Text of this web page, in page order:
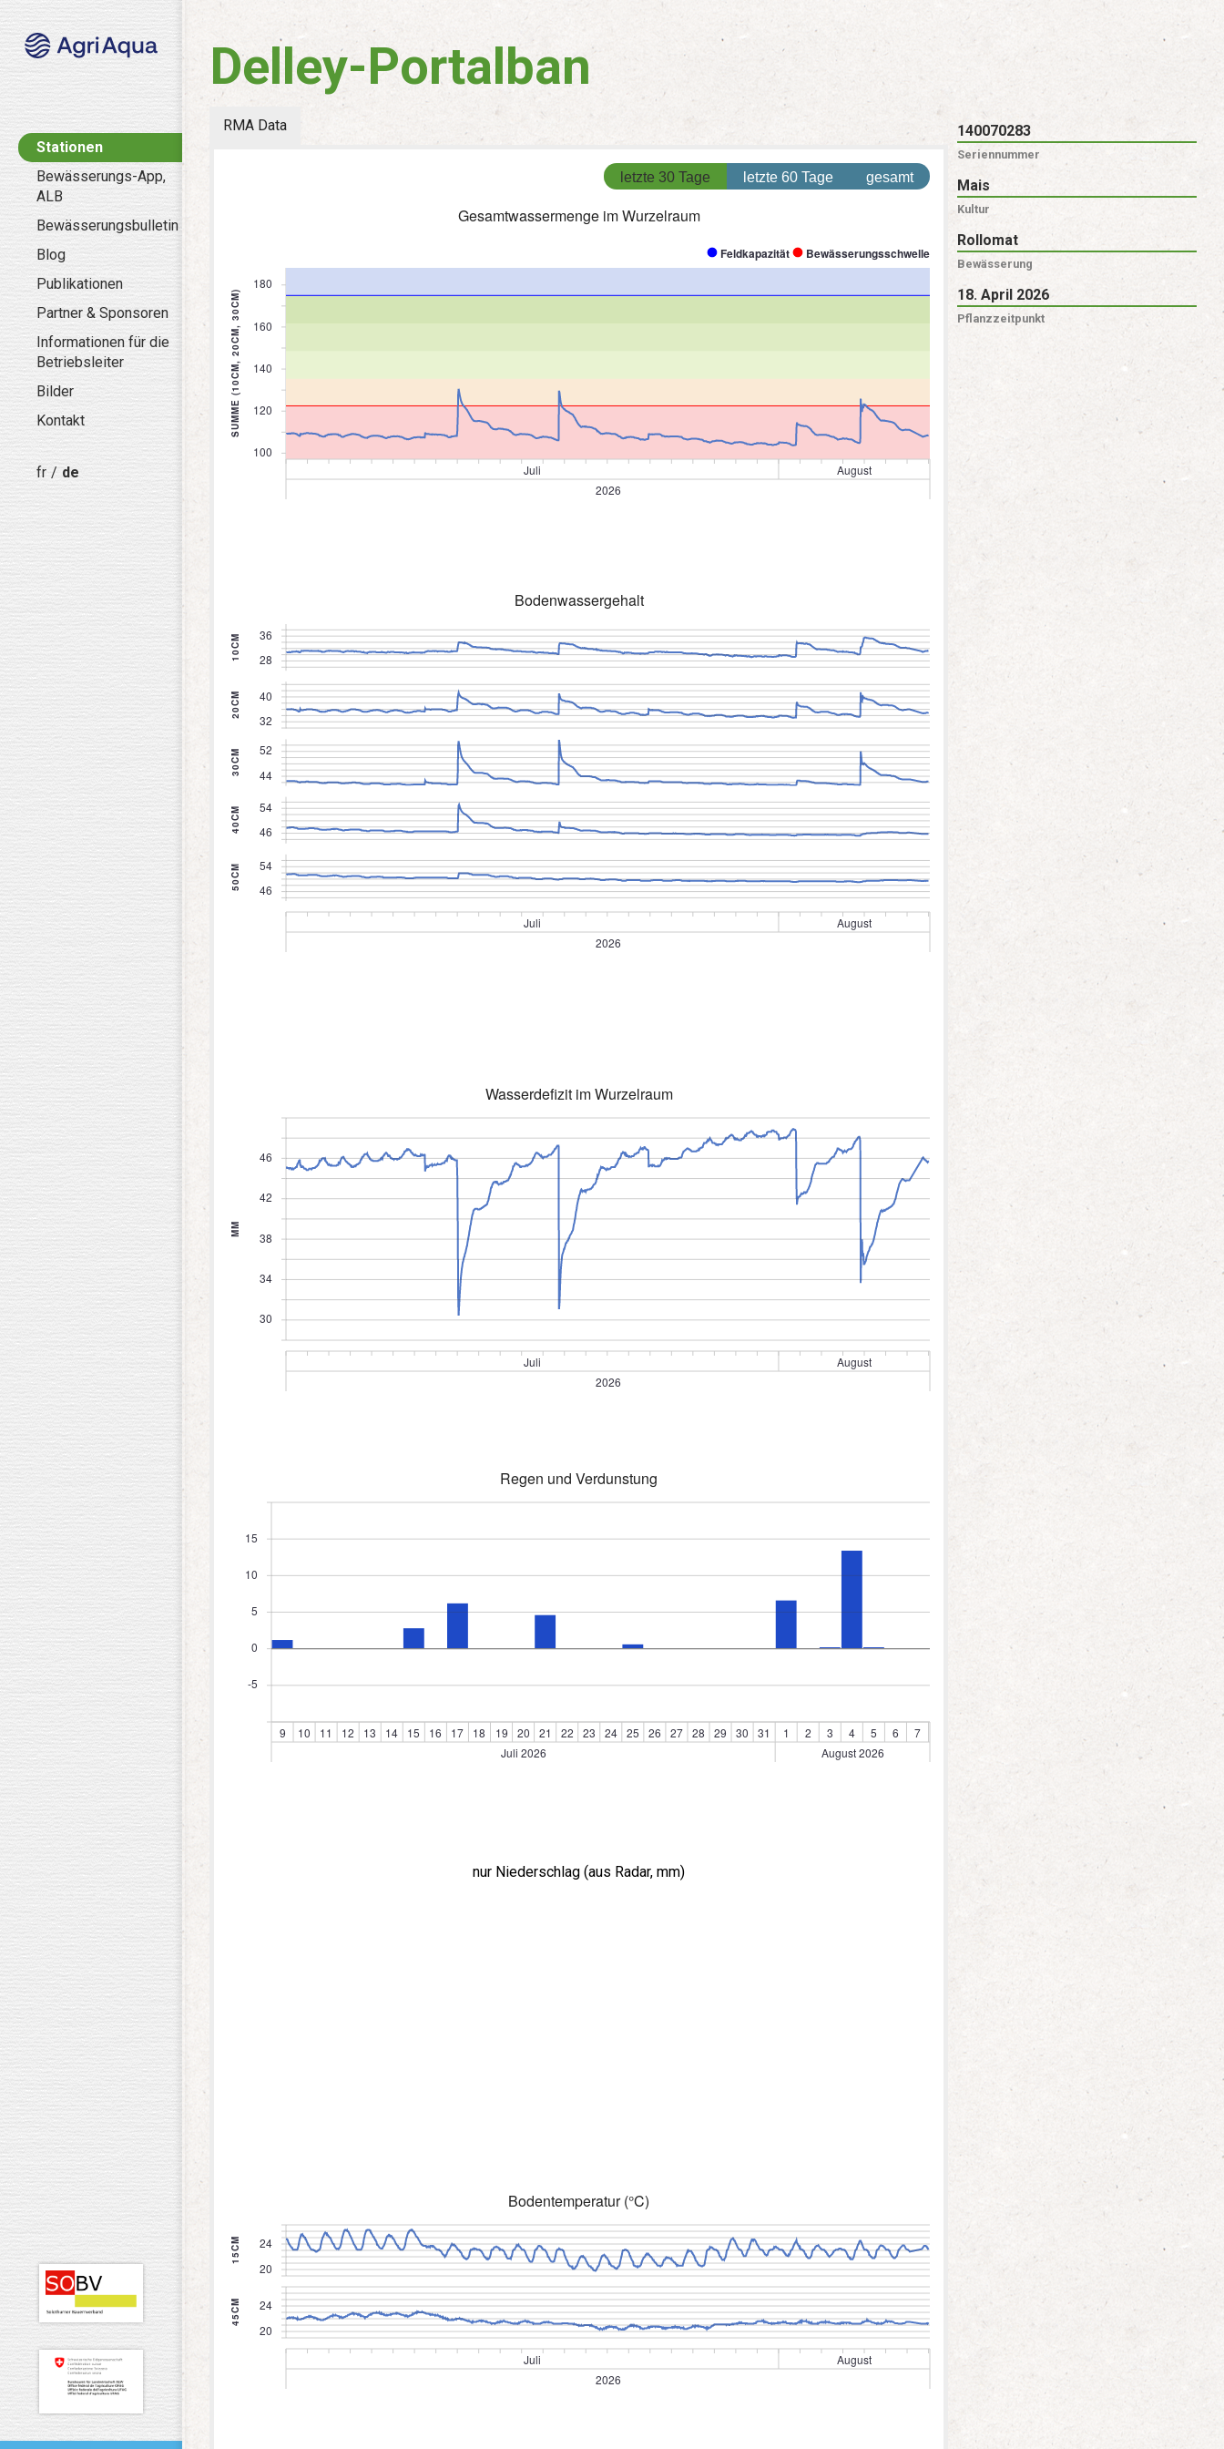
Stationen
Bewässerungs-App,
ALB
Bewässerungsbulletin
Blog
Publikationen
Partner & Sponsoren
Informationen für die
Betriebsleiter
Bilder
Kontakt
fr de
Delley-Portalban
140070283
Seriennummer
Mais
Kultur
Rollomat
Bewässerung
18. April 2026
Pflanzzeitpunkt
RMA Data
letzte 30 Tage letzte 60 Tage gesamt
nur Niederschlag (aus Radar, mm)